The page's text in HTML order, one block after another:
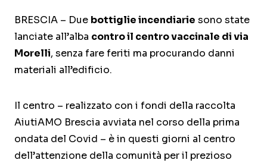
BRESCIA – Due bottiglie incendiarie sono state
lanciate all’alba contro il centro vaccinale di via
Morelli, senza fare feriti ma procurando danni
materiali all’edificio.
Il centro – realizzato con i fondi della raccolta
AiutiAMO Brescia avviata nel corso della prima
ondata del Covid – è in questi giorni al centro
dell’attenzione della comunità per il prezioso